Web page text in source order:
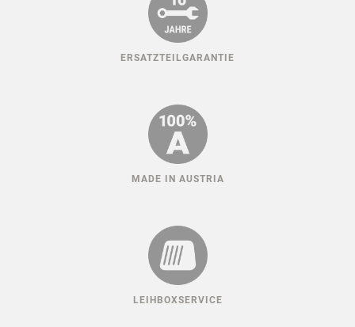
ERSATZTEILGARANTIE
MADE IN AUSTRIA
LEIHBOXSERVICE